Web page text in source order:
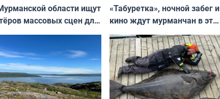
области ищут
массовых сцен для
в
фильме
«Табуретка», ночной забег и
кино ждут мурманчан в эти
выходные